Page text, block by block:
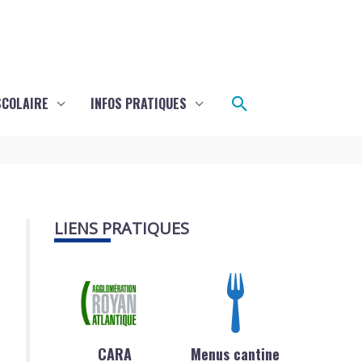
INFOS PRATIQUES Rechercher
LIENS PRATIQUES
CARA
Menus cantine